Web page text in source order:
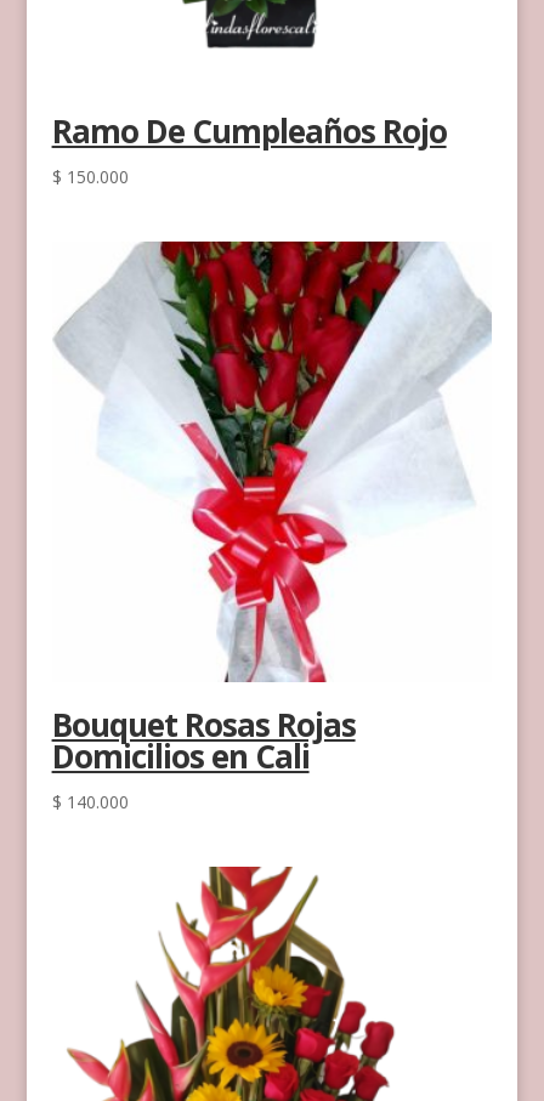
Ramo De Cumpleaños Rojo
$ 150.000
Bouquet Rosas Rojas
Domicilios en Cali
$ 140.000